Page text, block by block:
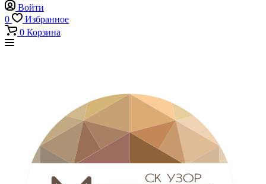
Войти
0
Избранное
0 Корзина